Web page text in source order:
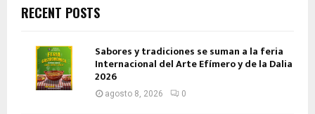
RECENT POSTS
Sabores y tradiciones se suman a la feria
Internacional del Arte Efímero y de la Dalia
2026
agosto 8, 2026 0